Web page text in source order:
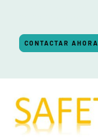
CONTACTAR AHORA